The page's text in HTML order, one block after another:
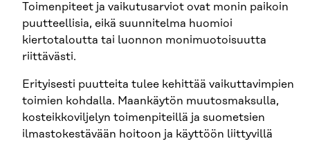
Toimenpiteet ja vaikutusarviot ovat monin paikoin
puutteellisia, eikä suunnitelma huomioi
kiertotaloutta tai luonnon monimuotoisuutta
riittävästi.
Erityisesti puutteita tulee kehittää vaikuttavimpien
toimien kohdalla. Maankäytön muutosmaksulla,
kosteikkoviljelyn toimenpiteillä ja suometsien
ilmastokestävään hoitoon ja käyttöön liittyvillä